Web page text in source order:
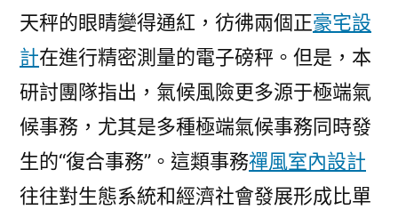
天秤的眼睛變得通紅，彷彿兩個正豪宅設
計在進行精密測量的電子磅秤。但是，本
研討團隊指出，氣候風險更多源于極端氣
候事務，尤其是多種極端氣候事務同時發
生的“復合事務”。這類事務禪風室內設計
往往對生態系統和經濟社會發展形成比單